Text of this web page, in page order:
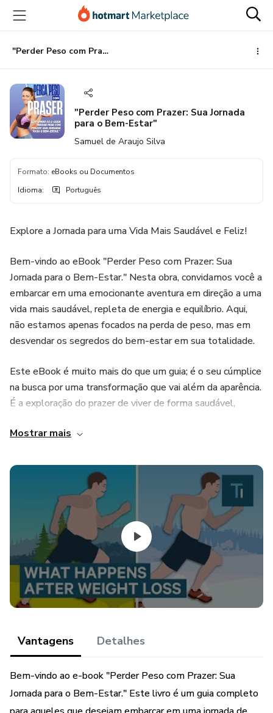
para
conteúdo
principal
para
pagamento
para
rodapé
"Perder Peso com Prazer: Sua Jornada para o Bem-Estar"
"Perder Peso com Prazer: Sua Jornada
para o Bem-Estar"
Samuel de Araujo Silva
Formato: eBooks ou Documentos
Idioma: Português
Explore a Jornada para uma Vida Mais Saudável e Feliz!
Bem-vindo ao eBook "Perder Peso com Prazer: Sua
Jornada para o Bem-Estar." Nesta obra, convidamos você a
embarcar em uma emocionante aventura em direção a uma
vida mais saudável, repleta de energia e equilíbrio. Aqui,
não estamos apenas focados na perda de peso, mas em
desvendar os segredos do bem-estar em sua totalidade.
Este eBook é muito mais do que um guia; é o seu cúmplice
na busca por uma transformação que vai além da aparência.
É a exploração do prazer de viver de forma saudável,
Estabelecer metas realistas que respeitem seu ritmo.
Fazer escolhas alimentares saudáveis e nutritivas.
Incorporar o movimento de maneira que se sinta bem,
independentemente do seu nível de aptidão.
Gerenciar o estresse e encontrar maneiras saudáveis de
relaxar.
Cultivar uma rede de apoio que o encoraje e motive.
jornada seja sustentável.
Mostrar mais
Vantagens Detalhes
Bem-vindo ao e-book "Perder Peso com Prazer: Sua
Jornada para o Bem-Estar." Este livro é um guia completo